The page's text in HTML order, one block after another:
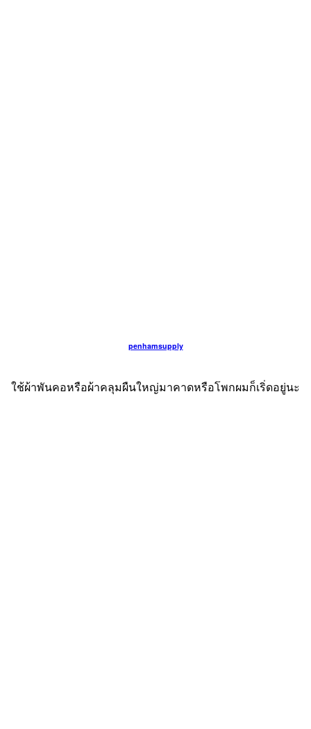
penhamsupply
ใช้ผ้าพันคอหรือผ้าคลุมผืนใหญ่มาคาดหรือโพกผมก็เริ่ดอยู่นะ